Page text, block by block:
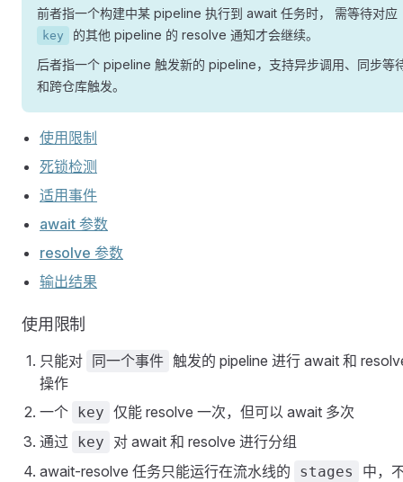
前者指一个构建中某 pipeline 执行到 await 任务时， 需等待对应
key
的其他 pipeline 的 resolve 通知才会继续。
后者指一个 pipeline 触发新的 pipeline，支持异步调用、同步等
和跨仓库触发。
使用限制
死锁检测
适用事件
await 参数
resolve 参数
输出结果
使用限制
只能对 同一个事件 触发的 pipeline 进行 await 和
操作
一个
key 仅能 resolve 一次，但可以 await 多次
通过
key
对 await 和 resolve 进行分组
await-resolve 任务只能运行在流水线的
stages
中，